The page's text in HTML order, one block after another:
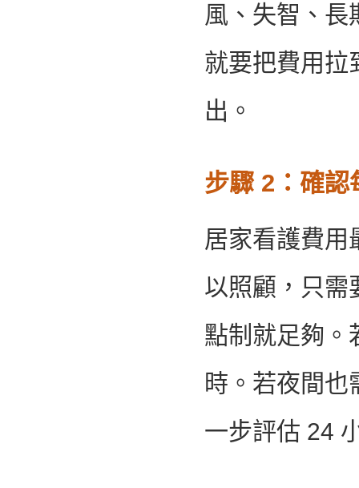
風、失智、長
就要把費用拉
出。
步驟 2：確認
居家看護費用
以照顧，只需
點制就足夠。
時。若夜間也
一步評估 24